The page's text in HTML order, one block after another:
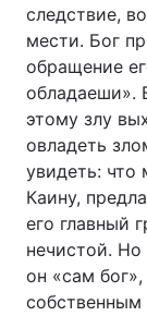
следствие,
мести. Бог
обращение
обладаеши».
этому злу
овладеть
увидеть: что
Каину,
его главный
нечистой.
он «сам